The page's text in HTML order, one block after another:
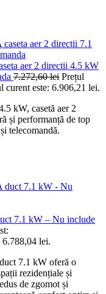
aer 2 directii 4.5 kW
7.272,60lei Prețul
curent este: 6.906,21 lei.
kW, casetă aer 2
și performanță de top
telecomandă.
7.1 kW – Nu include
6.788,04 lei.
7.1 kW oferă o
rezidențiale și
de zgomot și